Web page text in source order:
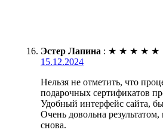
Эстер Лапина : ★ ★ ★ ★ ★
15.12.2024
Нельзя не отметить, что
подарочных сертификатов
Удобный интерфейс сайта,
Очень довольна
снова.